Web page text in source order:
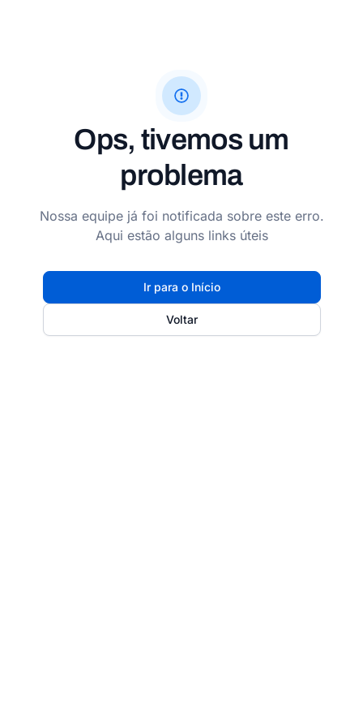
Ops, tivemos um
problema
Nossa equipe já foi notificada sobre este erro.
Aqui estão alguns links úteis
Ir para o Início
Voltar